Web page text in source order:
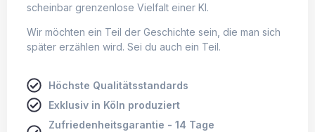
scheinbar grenzenlose Vielfalt einer KI.
Wir möchten ein Teil der Geschichte sein, die man sich
später erzählen wird. Sei du auch ein Teil.
Höchste Qualitätsstandards
Exklusiv in Köln produziert
Zufriedenheitsgarantie - 14 Tage